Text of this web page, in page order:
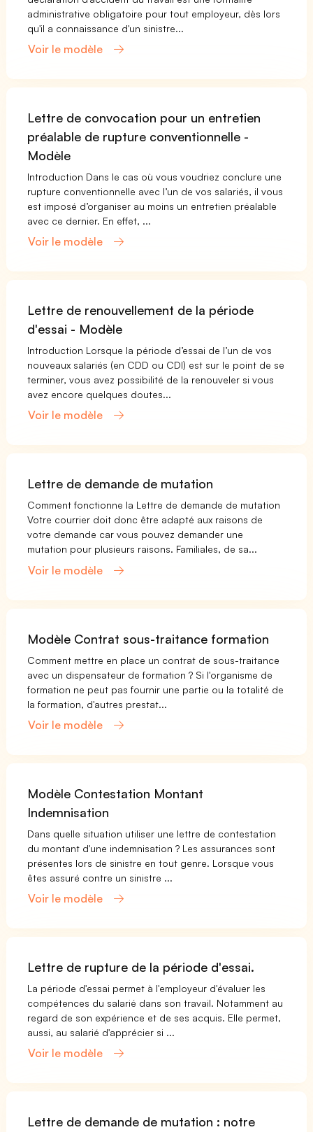
administrative obligatoire pour tout employeur, dès lors
qu'il a connaissance d'un sinistre...
Voir le modèle
Lettre de convocation pour un entretien
préalable de rupture conventionnelle -
Modèle
Introduction Dans le cas où vous voudriez conclure une
rupture conventionnelle avec l’un de vos salariés, il vous
est imposé d’organiser au moins un entretien préalable
avec ce dernier. En effet, ...
Voir le modèle
Lettre de renouvellement de la période
d'essai - Modèle
Introduction Lorsque la période d’essai de l’un de vos
nouveaux salariés (en CDD ou CDI) est sur le point de se
terminer, vous avez possibilité de la renouveler si vous
avez encore quelques doutes...
Voir le modèle
Lettre de demande de mutation
Comment fonctionne la Lettre de demande de mutation
Votre courrier doit donc être adapté aux raisons de
votre demande car vous pouvez demander une
mutation pour plusieurs raisons. Familiales, de sa...
Voir le modèle
Modèle Contrat sous-traitance formation
Comment mettre en place un contrat de sous-traitance
avec un dispensateur de formation ? Si l'organisme de
formation ne peut pas fournir une partie ou la totalité de
la formation, d'autres prestat...
Voir le modèle
Modèle Contestation Montant
Indemnisation
Dans quelle situation utiliser une lettre de contestation
du montant d'une indemnisation ? Les assurances sont
présentes lors de sinistre en tout genre. Lorsque vous
êtes assuré contre un sinistre ...
Voir le modèle
Lettre de rupture de la période d'essai.
La période d'essai permet à l'employeur d'évaluer les
compétences du salarié dans son travail. Notamment au
regard de son expérience et de ses acquis. Elle permet,
aussi, au salarié d'apprécier si ...
Voir le modèle
Lettre de demande de mutation : notre